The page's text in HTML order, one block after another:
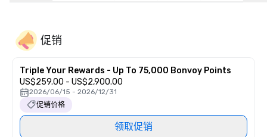
促销
Triple Your Rewards - Up To 75,000 Bonvoy Points
US$259.00 - US$2,900.00
2026/06/15 - 2026/12/31
促销价格
领取促销